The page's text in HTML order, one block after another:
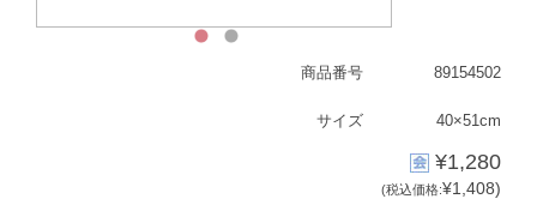
89154502
商品番号
40×51cm
サイズ
¥1,280
(税込価格:¥1,408)